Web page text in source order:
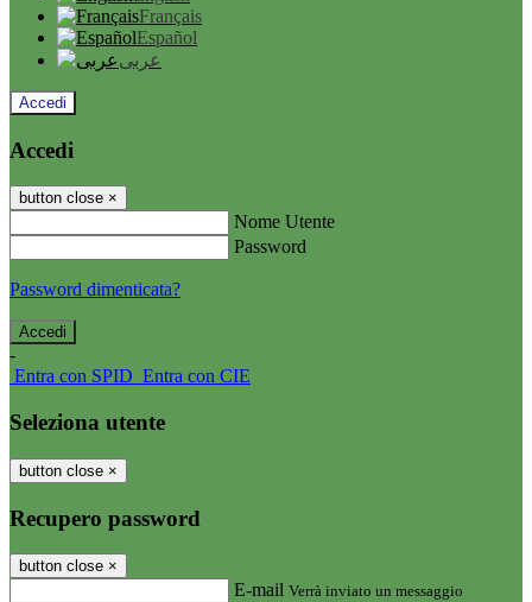
Français
Español
عربى
Accedi
Accedi
button close ×
Nome Utente
Password
Password dimenticata?
-
Entra con SPID Entra con CIE
Seleziona utente
button close ×
Recupero password
button close ×
E-mail Verrà inviato un messaggio